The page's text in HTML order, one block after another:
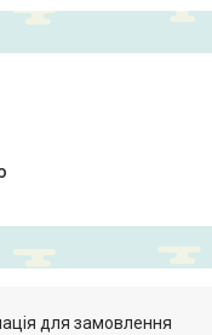
для замовлення